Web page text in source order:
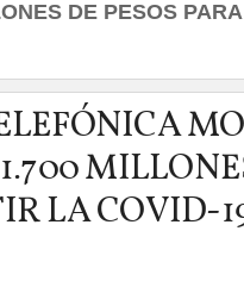
DE PESOS
LA COVID-